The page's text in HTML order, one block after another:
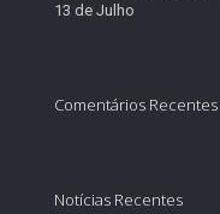
13 de Julho
Comentários Recentes
Notícias Recentes